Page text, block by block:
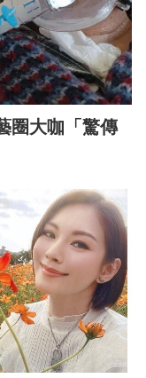
圈大咖「驚傳